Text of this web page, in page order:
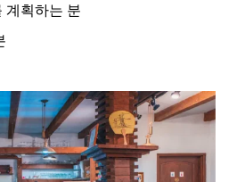
계획하는 분